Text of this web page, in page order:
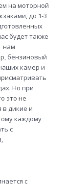
на моторной
до 1-3
будет также
нам
бензиновый
камер и
Но при
это не
в дикие и
каждому
с
с